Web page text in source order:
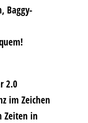
Baggy-
2.0
im Zeichen
Zeiten in